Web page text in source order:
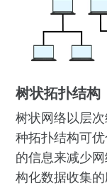
树状拓扑结构
树状网络以层
种拓扑结构可
的信息来减少
构化数据收集